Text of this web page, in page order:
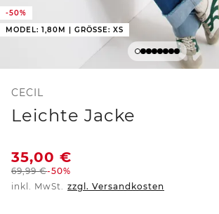
-50%
MODEL: 1,80M | GRÖSSE: XS
CECIL
Leichte Jacke
35,00 €
69,99€-50%
inkl. MwSt. zzgl. Versandkosten